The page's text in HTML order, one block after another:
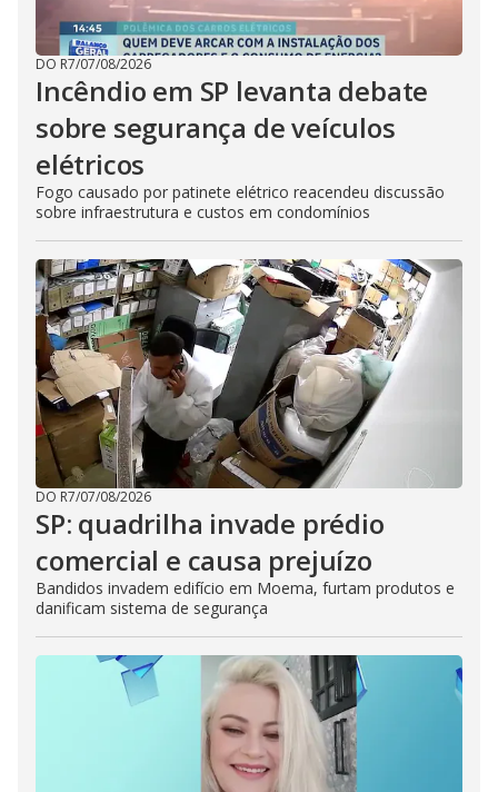
DO R7/07/08/2026
Incêndio em SP levanta debate
sobre segurança de veículos
elétricos
Fogo causado por patinete elétrico reacendeu discussão
sobre infraestrutura e custos em condomínios
DO R7/07/08/2026
SP: quadrilha invade prédio
comercial e causa prejuízo
Bandidos invadem edifício em Moema, furtam produtos e
danificam sistema de segurança